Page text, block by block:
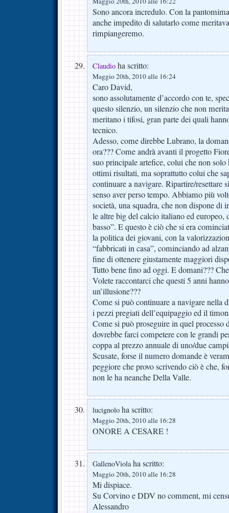
Sono ancora incredulo. Con la
anche impedito di salutarlo come
rimpiangeremo.
Claudio ha scritto:
Maggio 20th, 2010 alle 16:24
Caro David,
sono assolutamente d’accordo con te,
questo silenzio, un silenzio che non
meritano i tifosi, gran parte dei quali
tecnico.
Adesso, come direbbe Lubrano, la
ora??? Come andrà avanti il progetto
suo principale artefice, colui che non solo
ottimi risultati, ma soprattutto colui che
continuare a navigare. Ripartire/resettare
senso aver perso tempo. Abbiamo più
società, una squadra, che non dispone di
le altre big del calcio italiano ed europeo,
basso”. E questo è ciò che si era
la politica dei giovani, con la
“fabbricati in casa”, cominciando ad
fine di ottenere giustamente maggiori
Tutto bene fino ad oggi. E domani???
Volete raccontarci che questi 5 anni
un’illusione???
Come si può continuare a navigare nella
i pezzi pregiati dell’equipaggio ed il
Come si può proseguire in quel processo
dovrebbe farci competere con le grandi
coppa al prezzo annuale di uno/due
Scusate, forse il numero domande è
peggiore che provo scrivendo ciò è che,
non le ha neanche Della Valle.
lucignolo ha scritto:
Maggio 20th, 2010 alle 16:28
ONORE A CESARE !
GallenoViolaha scritto:
Maggio 20th, 2010 alle 16:28
Mi dispiace.
Su Corvino e DDV no comment, mi
Alessandro